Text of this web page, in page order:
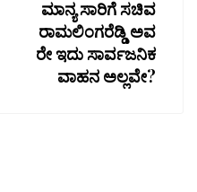
ಮಾನ್ಯ ಸಾರಿಗೆ ಸಚಿವ
ರಾಮಲಿಂಗರೆಡ್ಡಿ ಅವ
ರೇ ಇದು ಸಾರ್ವಜನಿಕ
ವಾಹನ ಅಲ್ಲವೇ?